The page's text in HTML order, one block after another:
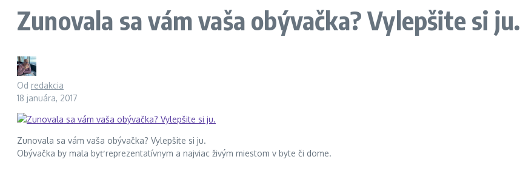
Zunovala sa vám vaša obývačka? Vylepšite si ju.
Od redakcia
18 januára, 2017
Zunovala sa vám vaša obývačka? Vylepšite si ju.
Obývačka by mala byť reprezentatívnym a najviac živým miestom v byte či dome.